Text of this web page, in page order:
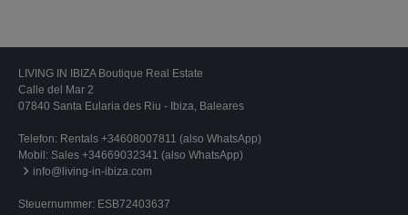
LIVING IN IBIZA Boutique Real Estate
Calle del Mar 2
07840 Santa Eularia des Riu - Ibiza, Baleares
Telefon: Rentals +34608007811 (also WhatsApp)
Mobil: Sales +34669032341 (also WhatsApp)
info@living-in-ibiza.com
Steuernummer: ESB72403637